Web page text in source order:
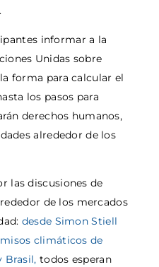
informar a la
Unidas sobre
forma para calcular el
los pasos para
derechos humanos,
alrededor de los
las discusiones de
de los mercados
desde Simon Stiell
climáticos de
Brasil, todos esperan